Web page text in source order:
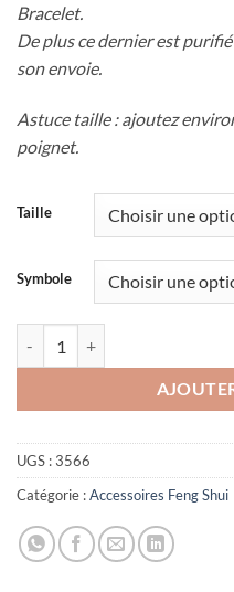
Bracelet.
De plus ce dernier est
son envoie.
Astuce taille : ajoutez
poignet.
Taille
Symbole
UGS :3566
Catégorie :Accessoires Feng Shui